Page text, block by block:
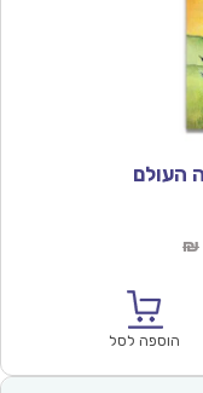
₪
הוספה לסל